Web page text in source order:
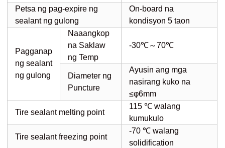
Petsa ng pag-expire ng
sealant ng gulong
On-board na
kondisyon 5 taon
Pagganap
ng sealant
ng gulong
Naaangkop
na Saklaw
ng Temp
-30℃～70℃
Diameter ng
Puncture
Ayusin ang mga
nasirang kuko na
≤φ6mm
Tire sealant melting point
115 ℃ walang
kumukulo
Tire sealant freezing point
-70 ℃ walang
solidification